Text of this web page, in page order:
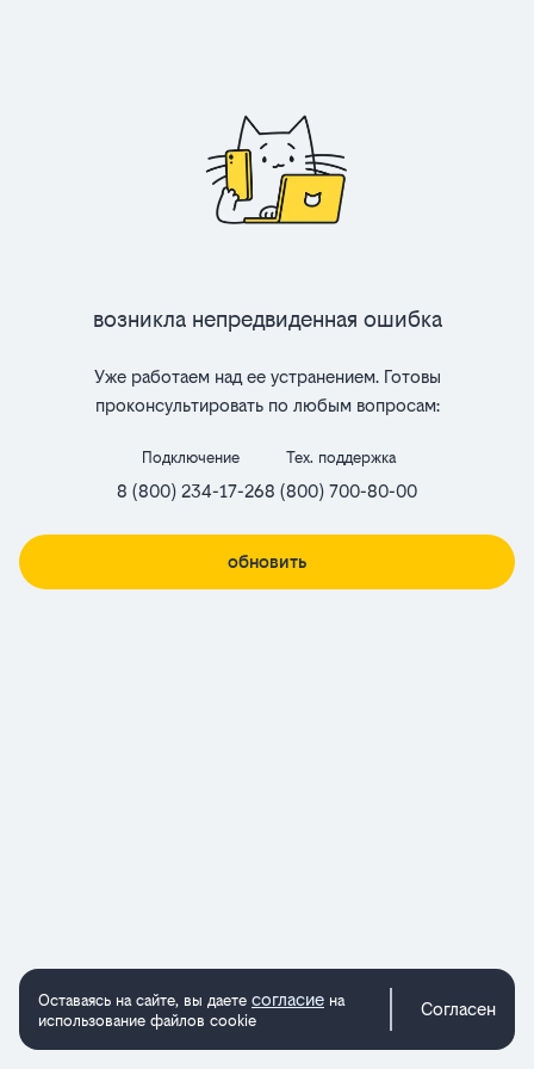
Возникла непредвиденная ошибка
Уже работаем над ее устранением. Готовы
проконсультировать по любым вопросам:
Подключение
8 (800) 234-17-26
Тех. поддержка
8 (800) 700-80-00
обновить
Оставаясь на сайте, вы даете согласие на
использование файлов cookie
Согласен